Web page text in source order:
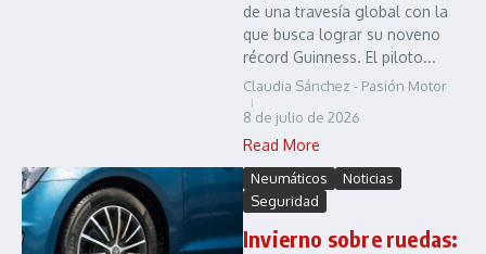
de una travesía global con la
que busca lograr su noveno
récord Guinness. El piloto...
Claudia Sánchez - Pasión Motor
8 de julio de 2026
Read More
Neumáticos
Noticias
Seguridad
Invierno sobre ruedas: